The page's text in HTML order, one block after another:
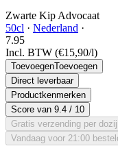
Zwarte Kip Advocaat
50cl · Nederland ·
7.95
Incl. BTW (€15,90/l)
ToevoegenToevoegen
Direct leverbaar
Productkenmerken
Score van 9.4 / 10
Gratis verzending per
Vandaag voor 21:00